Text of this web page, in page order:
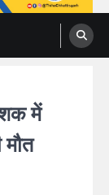
में